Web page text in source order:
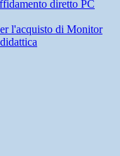
diretto PC
l'acquisto di Monitor